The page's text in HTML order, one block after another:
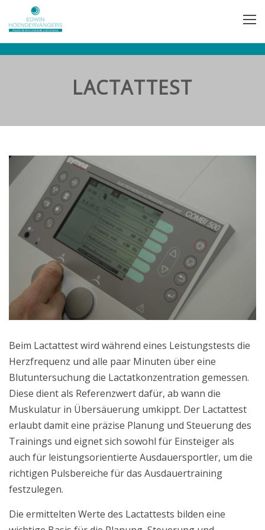
LACTATTEST
Beim Lactattest wird während eines Leistungstests die
Herzfrequenz und alle paar Minuten über eine
Blutuntersuchung die Lactatkonzentration gemessen.
Diese dient als Referenzwert dafür, ab wann die
Muskulatur in Übersäuerung umkippt. Der Lactattest
erlaubt damit eine präzise Planung und Steuerung des
Trainings und eignet sich sowohl für Einsteiger als
auch für leistungsorientierte Ausdauersportler, um die
richtigen Pulsbereiche für das Ausdauertraining
festzulegen.
Die ermittelten Werte des Lactattests bilden eine